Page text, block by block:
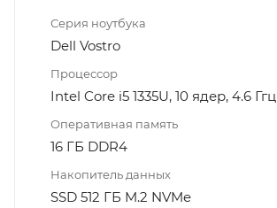
Серия ноутбука
Dell Vostro
Процессор
Intel Core i5 1335U, 10 ядер, 4.6 Ггц
Оперативная память
16 ГБ DDR4
Накопитель данных
SSD 512 ГБ M.2 NVMe